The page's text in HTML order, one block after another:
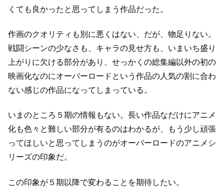
くても良かったと思ってしまう作品だった。
作画のクオリティも別に悪くはない、だが、物足りない。
戦闘シーンの少なさも、キャラの見せ方も、いまいち盛り
上がりに欠ける部分があり、 せっかくの総集編以外の初の
映画化なのにオーバーロードという 作品の人気の割に合わ
ない感じの作品になってしまっている。
いまのところ５期の情報もない。 長い作品なだけにアニメ
化も色々と難しい部分が有るのはわかるが、
もう少し頑張
ってほしいと思ってしまうのがオーバーロードのアニメシ
リーズの印象だ。
この印象が５期以降で変わることを期待したい。